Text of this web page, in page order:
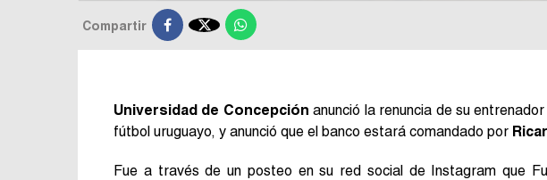
Compartir 
Universidad de Concepción anunció la renuncia de su
fútbol uruguayo, y anunció que el banco estará comandado por
Fue a través de un posteo en su red social de Instagram que